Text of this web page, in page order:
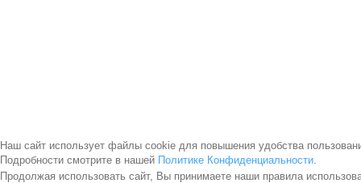
Наш сайт использует файлы cookie для повышения удобства
Подробности смотрите в нашей Политике Конфиденциальности.
Продолжая использовать сайт, Вы принимаете наши правила